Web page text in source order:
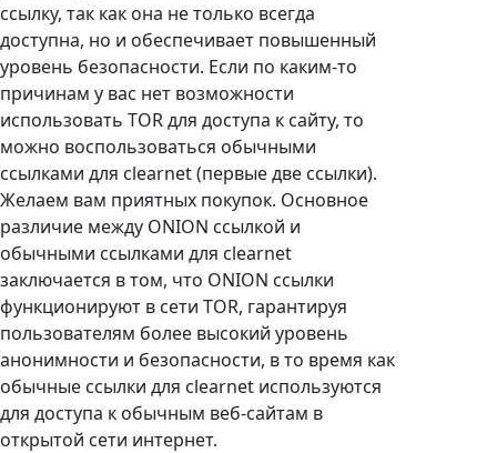
ссылку, так как она не только всегда
доступна, но и обеспечивает повышенный
уровень безопасности. Если по каким-то
причинам у вас нет возможности
использовать TOR для доступа к сайту, то
можно воспользоваться обычными
ссылками для clearnet (первые две ссылки).
Желаем вам приятных покупок. Основное
различие между ONION ссылкой и
обычными ссылками для clearnet
заключается в том, что ONION ссылки
функционируют в сети TOR, гарантируя
пользователям более высокий уровень
анонимности и безопасности, в то время как
обычные ссылки для clearnet используются
для доступа к обычным веб-сайтам в
открытой сети интернет.